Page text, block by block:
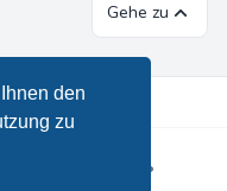
den
zu
Gehe zu
© phpBB Limited
•